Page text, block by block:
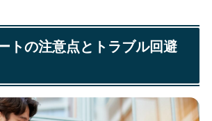
トの注意点とトラブル回避